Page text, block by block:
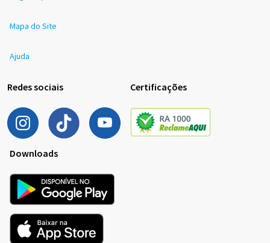
Mapa do Site
Ajuda
Redes sociais Certificações
Downloads